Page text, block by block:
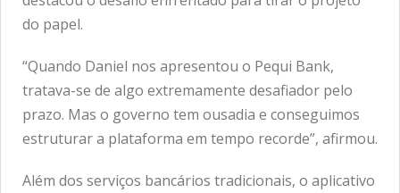
do papel.
“Quando Daniel nos apresentou o Pequi Bank,
tratava-se de algo extremamente desafiador pelo
prazo. Mas o governo tem ousadia e conseguimos
estruturar a plataforma em tempo recorde”, afirmou.
Além dos serviços bancários tradicionais, o aplicativo